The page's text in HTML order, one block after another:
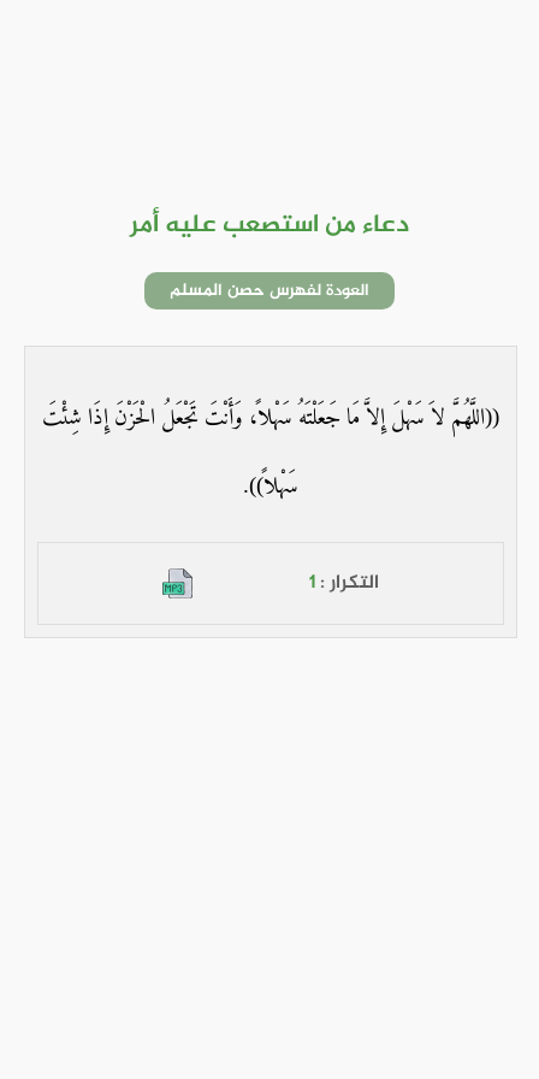
دعاء من استصعب عليه أمر
العودة لفهرس حصن المسلم
((اللَّهُمَّ لاَ سَهْلَ إِلاَّ مَا جَعَلْتَهُ سَهْلاً، وَأَنْتَ تَجْعَلُ الْحَزْنَ إِذَا شِئْتَ
سَهْلاً)).
التكرار :1